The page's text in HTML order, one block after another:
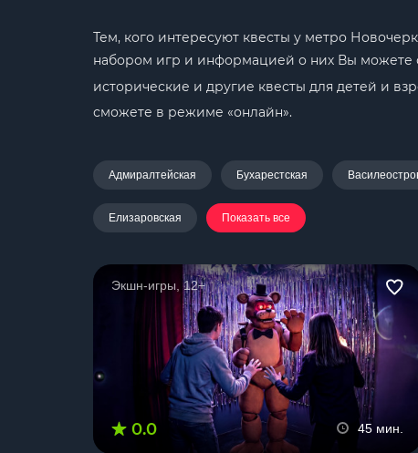
Тем, кого интересуют квесты у метро
набором игр и информацией о них Вы можете
исторические и другие квесты для детей и
сможете в режиме «онлайн».
Адмиралтейская Бухарестская
Елизаровская Показать все
Экшн-игры, 12+
0.0 45 мин.